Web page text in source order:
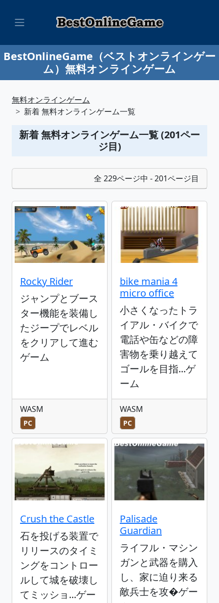
BestOnlineGame（ベストオンラインゲー
ム）無料オンラインゲーム
無料オンラインゲーム
新着 無料オンラインゲーム一覧
新着 無料オンラインゲーム一覧 (201ペー
ジ目)
全 229ページ中 - 201ページ目
Rocky Rider
ジャンプとブース
ター機能を装備し
たジープでレベル
をクリアして進む
ゲーム
WASM
PC
bike mania 4
micro office
小さくなったトラ
イアル・バイクで
電話や缶などの障
害物を乗り越えて
ゴールを目指...ゲ
ーム
WASM
PC
Crush the Castle
石を投げる装置で
リリースのタイミ
ングをコントロー
ルして城を破壊し
てミッショ...ゲー
Palisade
Guardian
ライフル・マシン
ガンと武器を購入
し、家に迫り来る
敵兵士を攻�ゲー